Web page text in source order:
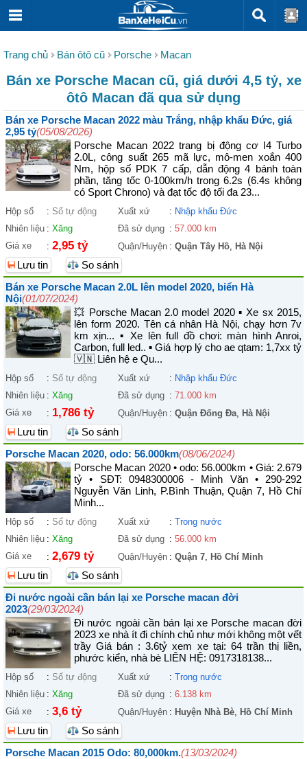
Trang chủ Bán ôtô cũ Porsche Macan
Bán xe Porsche Macan cũ, giá dưới 4,5 tỷ, xe
ôtô Macan đã qua sử dụng
Bán xe Porsche Macan 2022 màu Trắng, nhập khẩu Đức, giá
2,95 tỷ(05/08/2026)
Porsche Macan 2022 trang bị động cơ I4 Turbo
2.0L, công suất 265 mã lực, mô-men xoắn 400
Nm, hộp số PDK 7 cấp, dẫn động 4 bánh toàn
phần, tăng tốc 0-100km/h trong 6.2s (6.4s không
có Sport Chrono) và đạt tốc độ tối đa 23...
Hộp số : Số tự động Xuất xứ : Nhập khẩu Đức
Nhiên liệu : Xăng Đã sử dụng : 57.000 km
Giá xe
: 2,95 tỷ Quận/Huyện : Quận Tây Hồ, Hà Nội
Lưu tin
So sánh
Bán xe Porsche Macan 2.0L lên model 2020, biển Hà
Nội(01/07/2024)
💥 Porsche Macan 2.0 model 2020 ▪︎ Xe sx 2015,
lên form 2020. Tên cá nhân Hà Nội, chạy hơn 7v
km xịn... ▪︎ Xe lên full đồ chơi: màn hình Anroi,
Carbon, full led.. ▪︎ Giá hợp lý cho ae qtam: 1,7xx tỷ
🇻🇳 Liên hệ e Qu...
Hộp số : Số tự động Xuất xứ : Nhập khẩu Đức
Nhiên liệu : Xăng Đã sử dụng : 71.000 km
Giá xe
: 1,786 tỷ Quận/Huyện : Quận Đống Đa, Hà Nội
Lưu tin
So sánh
Porsche Macan 2020, odo: 56.000km(08/06/2024)
Porsche Macan 2020 • odo: 56.000km • Giá: 2.679
tỷ • SĐT: 0948300006 - Minh Văn • 290-292
Nguyễn Văn Linh, P.Bình Thuận, Quận 7, Hồ Chí
Minh...
Hộp số : Số tự động Xuất xứ : Trong nước
Nhiên liệu : Xăng Đã sử dụng : 56.000 km
Giá xe
: 2,679 tỷ Quận/Huyện : Quận 7, Hồ Chí Minh
Lưu tin
So sánh
Đi nước ngoài cần bán lại xe Porsche macan đời
2023(29/03/2024)
Đi nước ngoài cần bán lại xe Porsche macan đời
2023 xe nhà ít đi chính chủ như mới không một vết
trầy Giá bán : 3.6tỷ xem xe tại: 64 trần thị liền,
phước kiển, nhà bè LIÊN HỆ: 0917318138...
Hộp số : Số tự động Xuất xứ : Trong nước
Nhiên liệu : Xăng Đã sử dụng : 6.138 km
Giá xe
: 3,6 tỷ Quận/Huyện : Huyện Nhà Bè, Hồ Chí Minh
Lưu tin
So sánh
Porsche Macan 2015 Odo: 80,000km.(13/03/2024)